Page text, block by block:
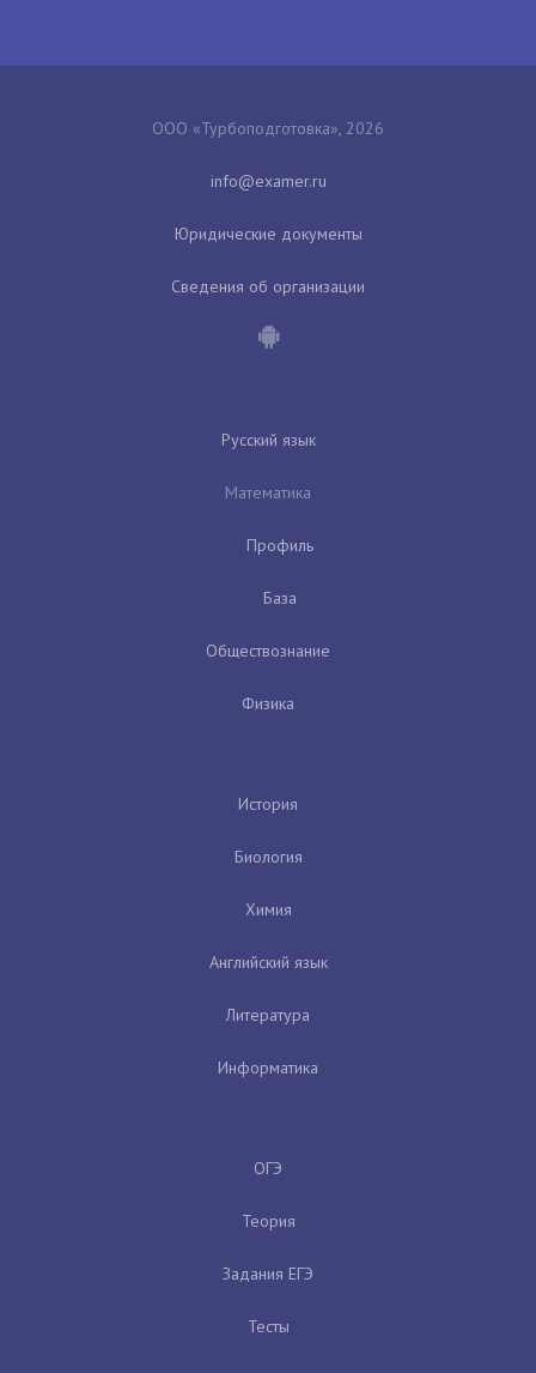
ООО «Турбоподготовка», 2026
Юридические документы
Сведения об организации
Русский язык
Математика
Профиль
База
Обществознание
Физика
История
Биология
Химия
Английский язык
Литература
Информатика
ОГЭ
Теория
Задания ЕГЭ
Тесты